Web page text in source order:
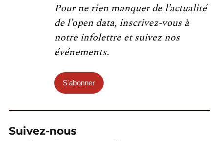
Pour ne rien manquer de l’actualité
de l’open data, inscrivez-vous à
notre infolettre et suivez nos
événements.
S'abonner
Suivez-nous